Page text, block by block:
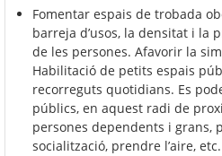
Fomentar espais de trobada
barreja d’usos, la densitat i la
de les persones. Afavorir la
Habilitació de petits espais
recorreguts quotidians. Es
públics, en aquest radi de
persones dependents i grans,
socialització, prendre l’aire,